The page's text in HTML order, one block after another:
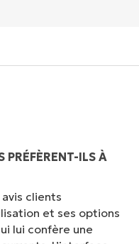
PRÉFÈRENT-ILS À
clients
et ses options
lui confère une